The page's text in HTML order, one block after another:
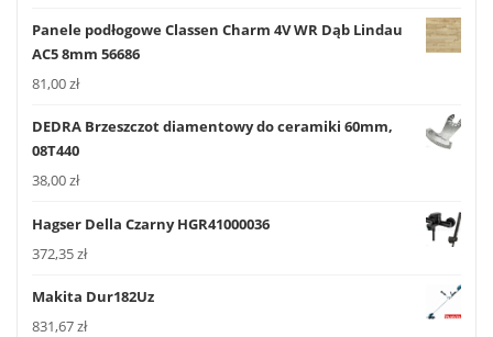
Panele podłogowe Classen Charm 4V WR Dąb Lindau
AC5 8mm 56686
81,00zł
DEDRA Brzeszczot diamentowy do ceramiki 60mm,
08T440
38,00zł
Hagser Della Czarny HGR41000036
372,35zł
Makita Dur182Uz
831,67zł